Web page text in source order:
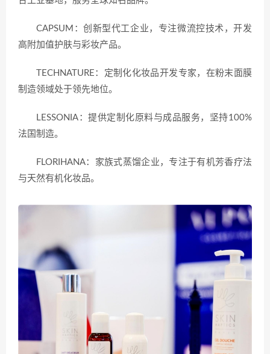
CAPSUM：创新型代工企业，专注微流控技术，开发
高附加值护肤与彩妆产品。
TECHNATURE：定制化化妆品开发专家，在粉末面膜
制造领域处于领先地位。
LESSONIA：提供定制化原料与成品服务，坚持100%
法国制造。
FLORIHANA：家族式蒸馏企业，专注于有机芳香疗法
与天然有机化妆品。